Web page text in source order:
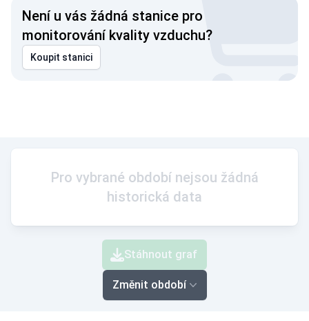
Není u vás žádná stanice pro
monitorování kvality vzduchu?
Koupit stanici
Pro vybrané období nejsou žádná
historická data
Stáhnout graf
Změnit období